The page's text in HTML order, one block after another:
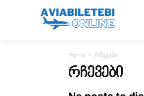
Home რჩევები
ᲠᲩᲔᲕᲔᲑᲘ